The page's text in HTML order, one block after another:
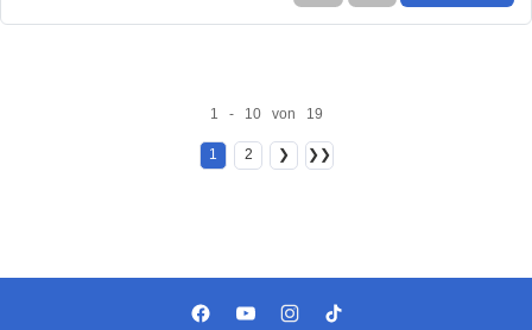
1 - 10 von 19
1 2 ❯ ❯❯